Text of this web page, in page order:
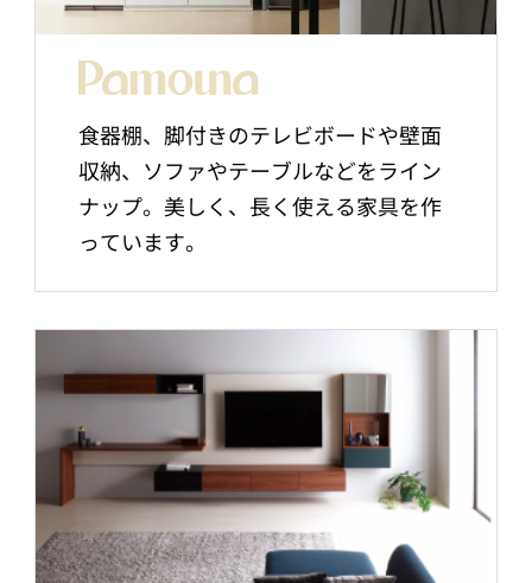
食器棚、脚付きのテレビボードや壁面
収納、ソファやテーブルなどをライン
ナップ。美しく、長く使える家具を作
っています。